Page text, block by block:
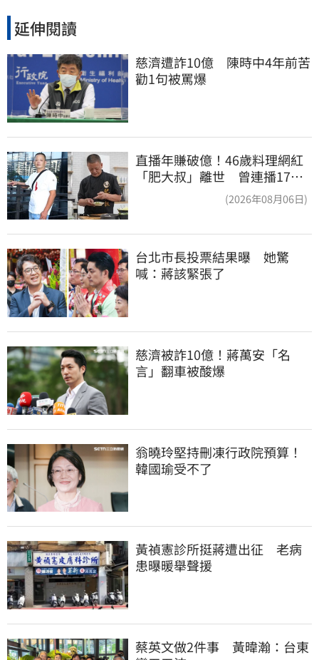
延伸閱讀
慈濟遭詐10億　陳時中4年前苦
勸1句被罵爆
直播年賺破億！46歲料理網紅
「肥大叔」離世 曾連播17小
(2026年08月06日)
台北市長投票結果曝　她驚
喊：蔣該緊張了
慈濟被詐10億！蔣萬安「名
言」翻車被酸爆
翁曉玲堅持刪凍行政院預算！
韓國瑜受不了
黃禎憲診所挺蔣遭出征　老病
患曝暖舉聲援
蔡英文做2件事　黃暐瀚：台東